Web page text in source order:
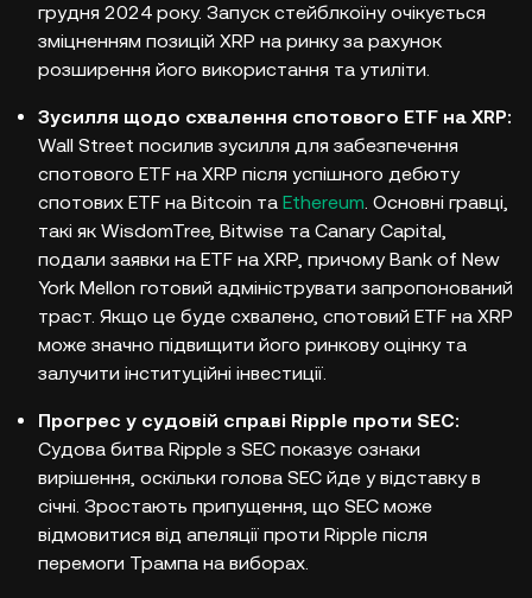
грудня 2024 року. Запуск стейблкоїну очікується
зміцненням позицій XRP на ринку за рахунок
розширення його використання та утиліти.
Зусилля щодо схвалення спотового ETF на XRP:
Wall Street посилив зусилля для забезпечення
спотового ETF на XRP після успішного дебюту
спотових ETF на Bitcoin та Ethereum. Основні гравці,
такі як WisdomTree, Bitwise та Canary Capital,
подали заявки на ETF на XRP, причому Bank of New
York Mellon готовий адмініструвати запропонований
траст. Якщо це буде схвалено, спотовий ETF на XRP
може значно підвищити його ринкову оцінку та
залучити інституційні інвестиції.
Прогрес у судовій справі Ripple проти SEC:
Судова битва Ripple з SEC показує ознаки
вирішення, оскільки голова SEC йде у відставку в
січні. Зростають припущення, що SEC може
відмовитися від апеляції проти Ripple після
перемоги Трампа на виборах.